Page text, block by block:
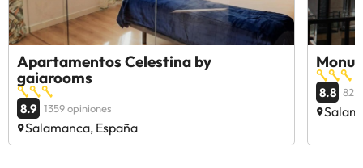
Apartamentos Celestina by
gaiarooms
8.9 1359 opiniones
Salamanca, España
8.8 82